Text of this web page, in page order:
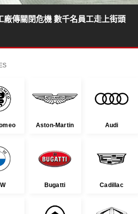
廠傳關閉危機 數千名員工走上街頭
Aston-Martin Audi
Bugatti Cadillac